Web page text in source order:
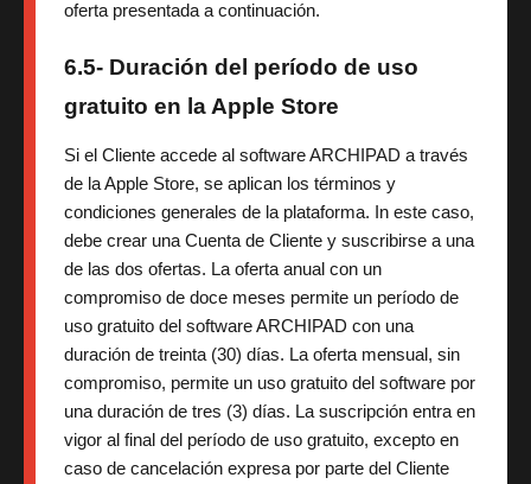
oferta presentada a continuación.
6.5- Duración del período de uso
gratuito en la Apple Store
Si el Cliente accede al software ARCHIPAD a través
de la Apple Store, se aplican los términos y
condiciones generales de la plataforma. In este caso,
debe crear una Cuenta de Cliente y suscribirse a una
de las dos ofertas. La oferta anual con un
compromiso de doce meses permite un período de
uso gratuito del software ARCHIPAD con una
duración de treinta (30) días. La oferta mensual, sin
compromiso, permite un uso gratuito del software por
una duración de tres (3) días. La suscripción entra en
vigor al final del período de uso gratuito, excepto en
caso de cancelación expresa por parte del Cliente